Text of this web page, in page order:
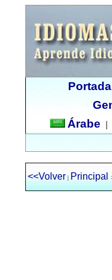
Portada
Árabe
<<Volver | Principal